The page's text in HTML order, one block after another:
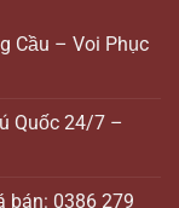
Cầu – Voi Phục
Quốc 24/7 –
bán: 0386 279